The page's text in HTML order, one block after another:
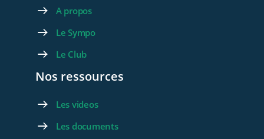
A propos
Le Sympo
Le Club
Nos ressources
Les videos
Les documents